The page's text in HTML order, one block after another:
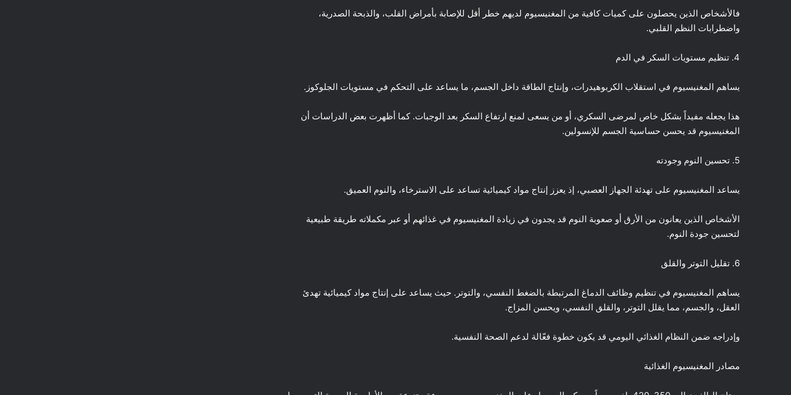
فالأشخاص الذين يحصلون على كميات كافية من المغنيسيوم لديهم خطر أقل للإصابة بأمراض القلب، والذبحة الصدرية،
واضطرابات النظم القلبي.
4. تنظيم مستويات السكر في الدم
يساهم المغنيسيوم في استقلاب الكربوهيدرات، وإنتاج الطاقة داخل الجسم، ما يساعد على التحكم في مستويات الجلوكوز.
هذا يجعله مفيداً بشكل خاص لمرضى السكري، أو من يسعى لمنع ارتفاع السكر بعد الوجبات. كما أظهرت بعض الدراسات أن
المغنيسيوم قد يحسن حساسية الجسم للإنسولين.
5. تحسين النوم وجودته
يساعد المغنيسيوم على تهدئة الجهاز العصبي، إذ يعزز إنتاج مواد كيميائية تساعد على الاسترخاء، والنوم العميق.
الأشخاص الذين يعانون من الأرق أو صعوبة النوم قد يجدون في زيادة المغنيسيوم في غذائهم أو عبر مكملاته طريقة طبيعية
لتحسين جودة النوم.
6. تقليل التوتر والقلق
يساهم المغنيسيوم في تنظيم وظائف الدماغ المرتبطة بالضغط النفسي، والتوتر. حيث يساعد على إنتاج مواد كيميائية تهدئ
العقل، والجسم، مما يقلل التوتر، والقلق النفسي، ويحسن المزاج.
وإدراجه ضمن النظام الغذائي اليومي قد يكون خطوة فعّالة لدعم الصحة النفسية.
مصادر المغنيسيوم الغذائية